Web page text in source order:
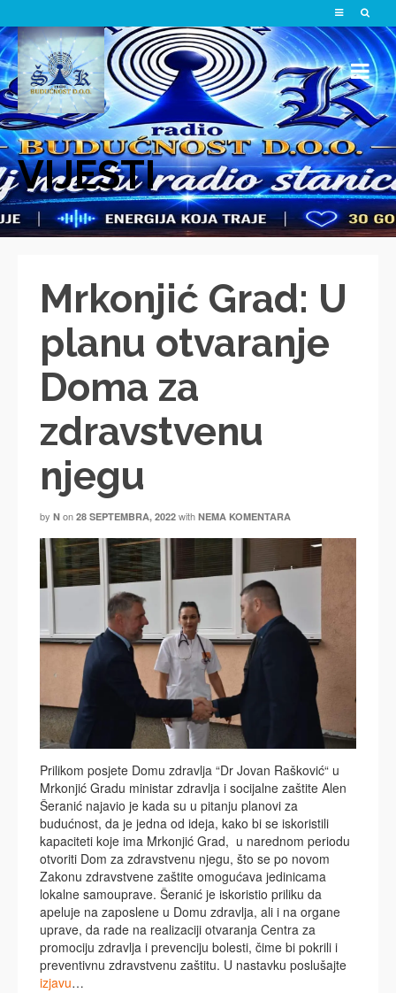
VIJESTI
Mrkonjić Grad: U
planu otvaranje
Doma za
zdravstvenu
njegu
by N on 28 SEPTEMBRA, 2022 with NEMA KOMENTARA
Prilikom posjete Domu zdravlja “Dr Jovan Rašković“ u
Mrkonjić Gradu ministar zdravlja i socijalne zaštite Alen
Šeranić najavio je kada su u pitanju planovi za
budućnost, da je jedna od ideja, kako bi se iskoristili
kapaciteti koje ima Mrkonjić Grad, u narednom periodu
otvoriti Dom za zdravstvenu njegu, što se po novom
Zakonu zdravstvene zaštite omogućava jedinicama
lokalne samouprave. Šeranić je iskoristio priliku da
apeluje na zaposlene u Domu zdravlja, ali i na organe
uprave, da rade na realizaciji otvaranja Centra za
promociju zdravlja i prevenciju bolesti, čime bi pokrili i
preventivnu zdravstvenu zaštitu. U nastavku poslušajte
izjavu…